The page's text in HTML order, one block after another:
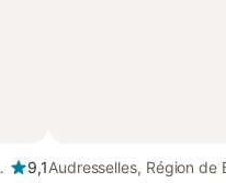
9,1Audresselles, Région de